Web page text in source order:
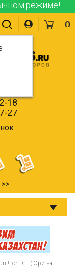
режиме!
18
27
0
on ICE (Юри на